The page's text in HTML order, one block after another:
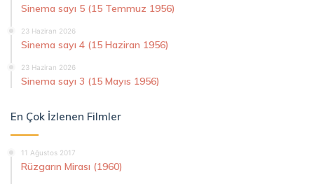
Sinema sayı 5 (15 Temmuz 1956)
23 Haziran 2026
Sinema sayı 4 (15 Haziran 1956)
23 Haziran 2026
Sinema sayı 3 (15 Mayıs 1956)
En Çok İzlenen Filmler
11 Ağustos 2017
Rüzgarın Mirası (1960)